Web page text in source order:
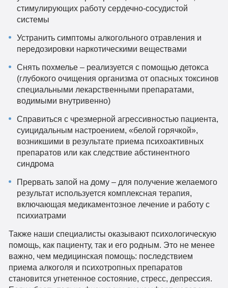
стимулирующих работу сердечно-сосудистой
системы
Устранить симптомы алкогольного отравления и
передозировки наркотическими веществами
Снять похмелье – реализуется с помощью детокса
(глубокого очищения организма от опасных токсинов
специальными лекарственными препаратами,
водимыми внутривенно)
Справиться с чрезмерной агрессивностью пациента,
суицидальным настроением, «белой горячкой»,
возникшими в результате приема психоактивных
препаратов или как следствие абстинентного
синдрома
Прервать запой на дому – для получение желаемого
результат используется комплексная терапия,
включающая медикаментозное лечение и работу с
психиатрами
Также наши специалисты оказывают психологическую
помощь, как пациенту, так и его родным. Это не менее
важно, чем медицинская помощь: последствием
приема алкоголя и психотропных препаратов
становится угнетенное состояние, стресс, депрессия.